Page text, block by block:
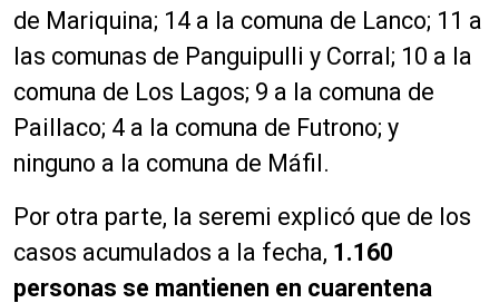
de Mariquina; 14 a la comuna de Lanco; 11 a
las comunas de Panguipulli y Corral; 10 a la
comuna de Los Lagos; 9 a la comuna de
Paillaco; 4 a la comuna de Futrono; y
ninguno a la comuna de Máfil.
Por otra parte, la seremi explicó que de los
casos acumulados a la fecha, 1.160
personas se mantienen en cuarentena